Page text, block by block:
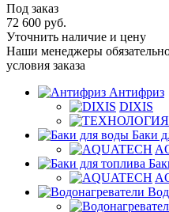
Под заказ
72 600 руб.
Уточнить наличие и цену
Наши менеджеры
условия заказа
Антифриз
DIXIS
Баки